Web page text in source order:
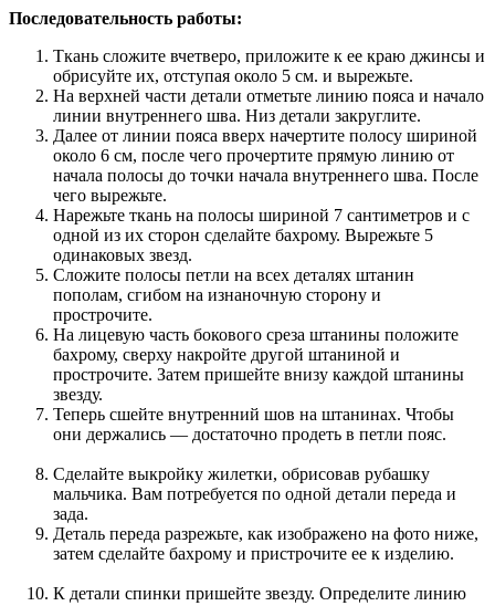
Последовательность работы:
Ткань сложите вчетверо, приложите к ее краю джинсы и
обрисуйте их, отступая около 5 см. и вырежьте.
На верхней части детали отметьте линию пояса и начало
линии внутреннего шва. Низ детали закруглите.
Далее от линии пояса вверх начертите полосу шириной
около 6 см, после чего прочертите прямую линию от
начала полосы до точки начала внутреннего шва. После
чего вырежьте.
Нарежьте ткань на полосы шириной 7 сантиметров и с
одной из их сторон сделайте бахрому. Вырежьте 5
одинаковых звезд.
Сложите полосы петли на всех деталях штанин
пополам, сгибом на изнаночную сторону и
прострочите.
На лицевую часть бокового среза штанины положите
бахрому, сверху накройте другой штаниной и
прострочите. Затем пришейте внизу каждой штанины
звезду.
Теперь сшейте внутренний шов на штанинах. Чтобы
они держались — достаточно продеть в петли пояс.
Сделайте выкройку жилетки, обрисовав рубашку
мальчика. Вам потребуется по одной детали переда и
зада.
Деталь переда разрежьте, как изображено на фото ниже,
затем сделайте бахрому и пристрочите ее к изделию.
К детали спинки пришейте звезду. Определите линию